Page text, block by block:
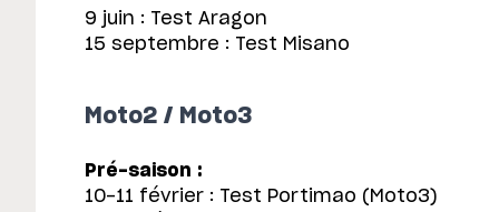
9 juin : Test Aragon
15 septembre : Test Misano
Moto2 / Moto3
Pré-saison :
10-11 février : Test Portimao (Moto3)